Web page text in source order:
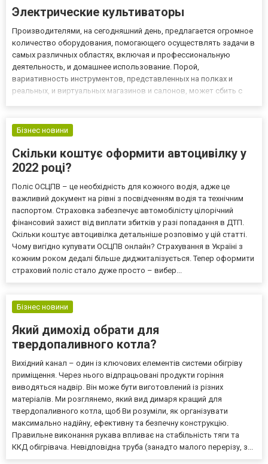
Электрические культиваторы
Производителями, на сегодняшний день, предлагается огромное
количество оборудования, помогающего осуществлять задачи в
самых различных областях, включая и профессиональную
деятельность, и домашнее использование. Порой,
вариативность инструментов, представленных на полках и
реальных, и виртуальных магазинов и салонов, может сбить с
характеристиками...
Бізнес новини
Скільки коштує оформити автоцивілку у
2022 році?
Поліс ОСЦПВ – це необхідність для кожного водія, адже це
важливий документ на рівні з посвідченням водія та технічним
паспортом. Страховка забезпечує автомобілісту цілорічний
фінансовий захист від виплати збитків у разі попадання в ДТП.
Скільки коштує автоцивілка детальніше розповімо у цій статті.
Чому вигідно купувати ОСЦПВ онлайн? Страхування в Україні з
кожним роком дедалі більше диджиталізується. Тепер оформити
страховий поліс стало дуже просто – вибер...
Бізнес новини
Який димохід обрати для
твердопаливного котла?
Вихідний канал – один із ключових елементів системи обігріву
приміщення. Через нього відпрацьовані продукти горіння
виводяться надвір. Він може бути виготовлений із різних
матеріалів. Ми розглянемо, який вид димаря кращий для
твердопаливного котла, щоб Ви розуміли, як організувати
максимально надійну, ефективну та безпечну конструкцію.
Правильне виконання рукава впливає на стабільність тяги та
ККД обігрівача. Невідповідна труба (занадто малого перерізу, з...